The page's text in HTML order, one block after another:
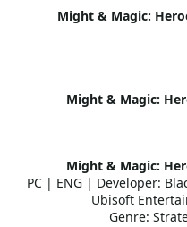
Might & Magic:
Might & Magic:
Might & Magic:
PC | ENG | Developer:
Ubisoft
Genre: